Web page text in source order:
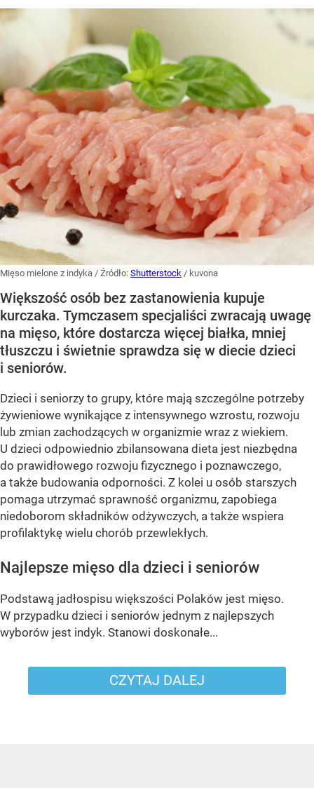
Mięso mielone z indyka / Źródło: Shutterstock / kuvona
Większość osób bez zastanowienia kupuje
kurczaka. Tymczasem specjaliści zwracają uwagę
na mięso, które dostarcza więcej białka, mniej
tłuszczu i świetnie sprawdza się w diecie dzieci
i seniorów.
Dzieci i seniorzy to grupy, które mają szczególne potrzeby
żywieniowe wynikające z intensywnego wzrostu, rozwoju
lub zmian zachodzących w organizmie wraz z wiekiem.
U dzieci odpowiednio zbilansowana dieta jest niezbędna
do prawidłowego rozwoju fizycznego i poznawczego,
a także budowania odporności. Z kolei u osób starszych
pomaga utrzymać sprawność organizmu, zapobiega
niedoborom składników odżywczych, a także wspiera
profilaktykę wielu chorób przewlekłych.
Najlepsze mięso dla dzieci i seniorów
Podstawą jadłospisu większości Polaków jest mięso.
W przypadku dzieci i seniorów jednym z najlepszych
wyborów jest indyk. Stanowi doskonałe...
CZYTAJ DALEJ